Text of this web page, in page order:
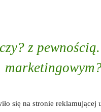
z
się na stronie